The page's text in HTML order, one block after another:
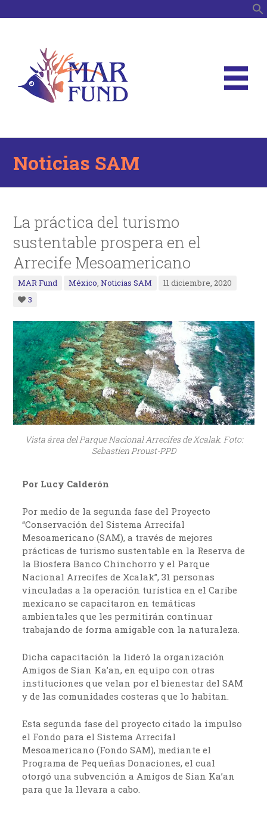
Noticias SAM
La práctica del turismo
sustentable prospera en el
Arrecife Mesoamericano
MAR Fund México,Noticias SAM
11 diciembre, 2020
3
Vista área del Parque Nacional Arrecifes de Xcalak. Foto:
Sebastien Proust-PPD
Por Lucy Calderón
Por medio de la segunda fase del Proyecto
“Conservación del Sistema Arrecifal
Mesoamericano (SAM), a través de mejores
prácticas de turismo sustentable en la Reserva de
la Biosfera Banco Chinchorro y el Parque
Nacional Arrecifes de Xcalak”, 31 personas
vinculadas a la operación turística en el Caribe
mexicano se capacitaron en temáticas
ambientales que les permitirán continuar
trabajando de forma amigable con la naturaleza.
Dicha capacitación la lideró la organización
Amigos de Sian Ka’an, en equipo con otras
instituciones que velan por el bienestar del SAM
y de las comunidades costeras que lo habitan.
Esta segunda fase del proyecto citado la impulso
el Fondo para el Sistema Arrecifal
Mesoamericano (Fondo SAM), mediante el
Programa de Pequeñas Donaciones, el cual
otorgó una subvención a Amigos de Sian Ka’an
para que la llevara a cabo.